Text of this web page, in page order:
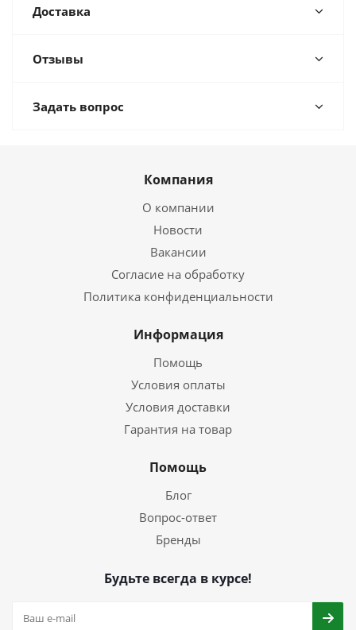
Доставка
Отзывы
Задать вопрос
Компания
О компании
Новости
Вакансии
Согласие на обработку
Политика конфиденциальности
Информация
Помощь
Условия оплаты
Условия доставки
Гарантия на товар
Помощь
Блог
Вопрос-ответ
Бренды
Будьте всегда в курсе!